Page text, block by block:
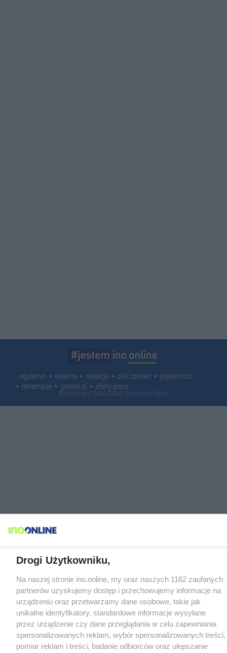
regulamin reklama redakcja pliki cookies
prywatność
reklamacje
gowork.pl oferty pracy
© copyright 2000-2026 Ino-online Media
Drogi Użytkowniku,
Na naszej stronie ino.online, my oraz naszych 1162 zaufanych
partnerów uzyskujemy dostęp i przechowujemy informacje na
urządzeniu oraz przetwarzamy dane osobowe, takie jak
unikalne identyfikatory, standardowe informacje wysyłane
przez urządzenie czy dane przeglądania w celu zapewniania
spersonalizowanych reklam, wybór spersonalizowanych treści,
pomiar reklam i treści, badanie odbiorców oraz ulepszanie